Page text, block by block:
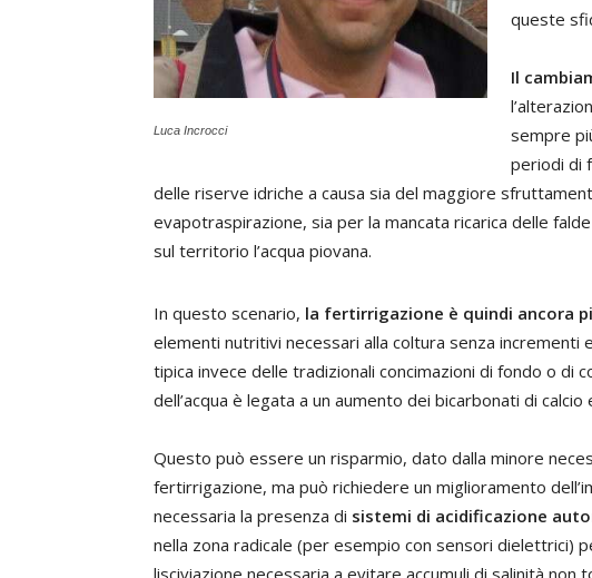
Luca Incrocci
queste
Il
sempre
periodi di
delle riserve idriche a causa sia del maggiore
evapotraspirazione, sia per la mancata ricarica delle
sul territorio l’acqua piovana.
In questo scenario, la fertirrigazione è quindi ancora
elementi nutritivi necessari alla coltura senza incrementi
tipica invece delle tradizionali concimazioni di fondo o di
dell’acqua è legata a un aumento dei bicarbonati di calcio
Questo può essere un risparmio, dato dalla minore
fertirrigazione, ma può richiedere un miglioramento
necessaria la presenza di sistemi di acidificazione
nella zona radicale (per esempio con sensori dielettrici)
lisciviazione necessaria a evitare accumuli di salinità non